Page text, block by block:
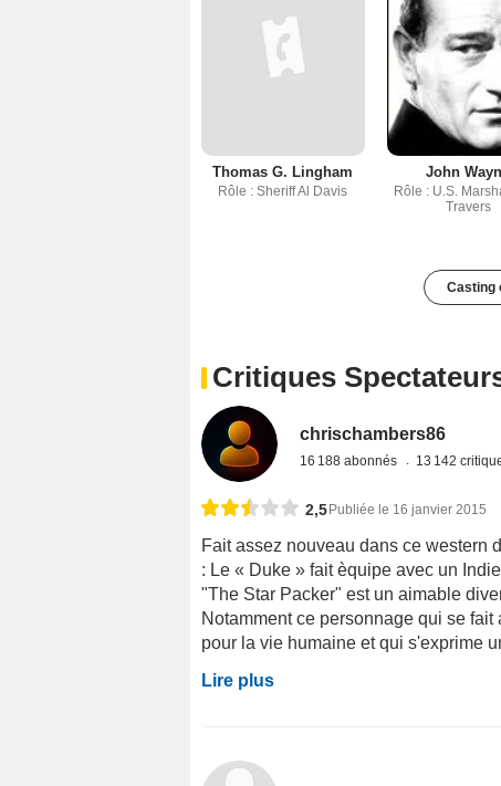
Thomas G. Lingham
Rôle : Sheriff Al Davis
John
Rôle : U.S.
Travers
Casting
Critiques
chrischambers86
16 188 abonnés 13 142
2,5 Publiée le 16 janvier 2015
Fait assez nouveau dans ce western
: Le « Duke » fait èquipe avec un
"The Star Packer" est un aimable
Notamment ce personnage qui se
pour la vie humaine et qui s'exprime
Lire plus